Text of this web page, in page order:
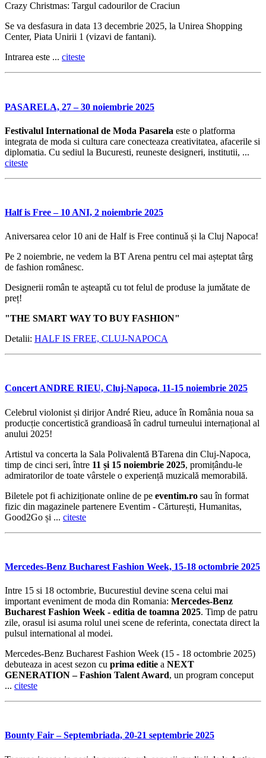
Crazy Christmas: Targul cadourilor de Craciun
Se va desfasura in data 13 decembrie 2025, la Unirea Shopping
Center, Piata Unirii 1 (vizavi de fantani).
Intrarea este ... citeste
PASARELA, 27 – 30 noiembrie 2025
Festivalul International de Moda Pasarela este o platforma
integrata de moda si cultura care conecteaza creativitatea, afacerile si
diplomatia. Cu sediul la Bucuresti, reuneste designeri, institutii, ...
citeste
Half is Free – 10 ANI, 2 noiembrie 2025
Aniversarea celor 10 ani de Half is Free continuǎ și la Cluj Napoca!
Pe 2 noiembrie, ne vedem la BT Arena pentru cel mai așteptat târg
de fashion românesc.
Designerii român te așteaptǎ cu tot felul de produse la jumǎtate de
preț!
"THE SMART WAY TO BUY FASHION"
Detalii: HALF IS FREE, CLUJ-NAPOCA
Concert ANDRE RIEU, Cluj-Napoca, 11-15 noiembrie 2025
Celebrul violonist și dirijor André Rieu, aduce în România noua sa
producție concertistică grandioasă în cadrul turneului internațional al
anului 2025!
Artistul va concerta la Sala Polivalentă BTarena din Cluj-Napoca,
timp de cinci seri, între 11 și 15 noiembrie 2025, promițându-le
admiratorilor de toate vârstele o experiență muzicală memorabilă.
Biletele pot fi achiziționate online de pe eventim.ro sau în format
fizic din magazinele partenere Eventim - Cărturești, Humanitas,
Good2Go și ... citeste
Mercedes-Benz Bucharest Fashion Week, 15-18 octombrie 2025
Intre 15 si 18 octombrie, Bucurestiul devine scena celui mai
important eveniment de moda din Romania: Mercedes-Benz
Bucharest Fashion Week - editia de toamna 2025. Timp de patru
zile, orasul isi asuma rolul unei scene de referinta, conectata direct la
pulsul international al modei.
Mercedes-Benz Bucharest Fashion Week (15 - 18 octombrie 2025)
debuteaza in acest sezon cu prima editie a NEXT
GENERATION – Fashion Talent Award, un program conceput
... citeste
Bounty Fair – Septembriada, 20-21 septembrie 2025